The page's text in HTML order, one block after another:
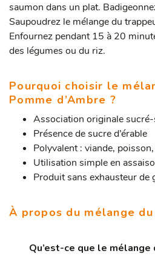
saumon dans un plat.
Saupoudrez le mélange du
Enfournez pendant 15 à 20
des légumes ou du riz.
Pourquoi choisir le
Pomme d’Ambre ?
Association originale
Présence de sucre d’érable
Polyvalent : viande,
Utilisation simple en
Produit sans exhausteur de
À propos du mélange
Qu’est-ce que le mélange